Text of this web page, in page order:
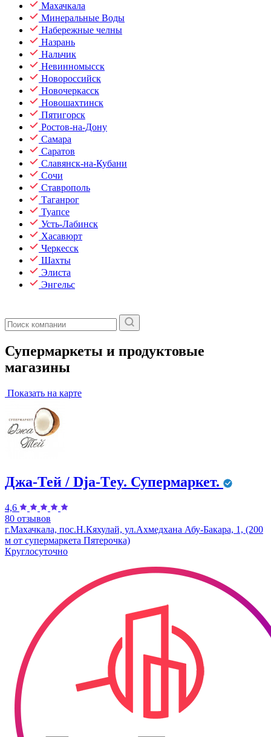
Махачкала
Минеральные Воды
Набережные челны
Назрань
Нальчик
Невинномысск
Новороссийск
Новочеркасск
Новошахтинск
Пятигорск
Ростов-на-Дону
Самара
Саратов
Славянск-на-Кубани
Сочи
Ставрополь
Таганрог
Туапсе
Усть-Лабинск
Хасавюрт
Черкесск
Шахты
Элиста
Энгельс
Супермаркеты и продуктовые
магазины
Показать на карте
Джа-Тей / Dja-Тey. Супермаркет.
4,6
80 отзывов
г.Махачкала, пос.Н.Кяхулай, ул.Ахмедхана Абу-Бакара, 1, (200
м от супермаркета Пятерочка)
Круглосуточно